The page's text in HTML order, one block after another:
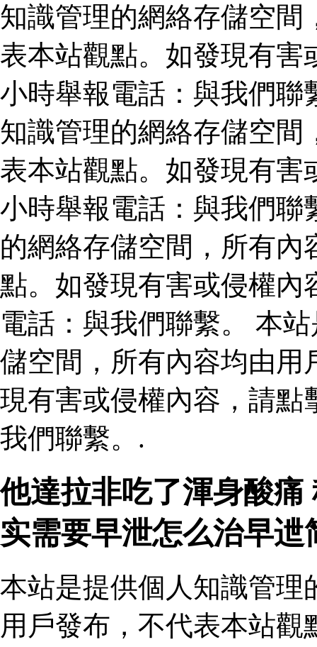
知識管理的網絡存儲空間
表本站觀點。如發現有害
小時舉報電話：與我們聯
知識管理的網絡存儲空間
表本站觀點。如發現有害
小時舉報電話：與我們聯
的網絡存儲空間，所有
點。如發現有害或侵權內
電話：與我們聯繫。 本
儲空間，所有內容均由用
現有害或侵權內容，請點
我們聯繫。.
他達拉非吃了渾身酸
实需要早泄怎么治早迣
本站是提供個人知識管理
用戶發布，不代表本站